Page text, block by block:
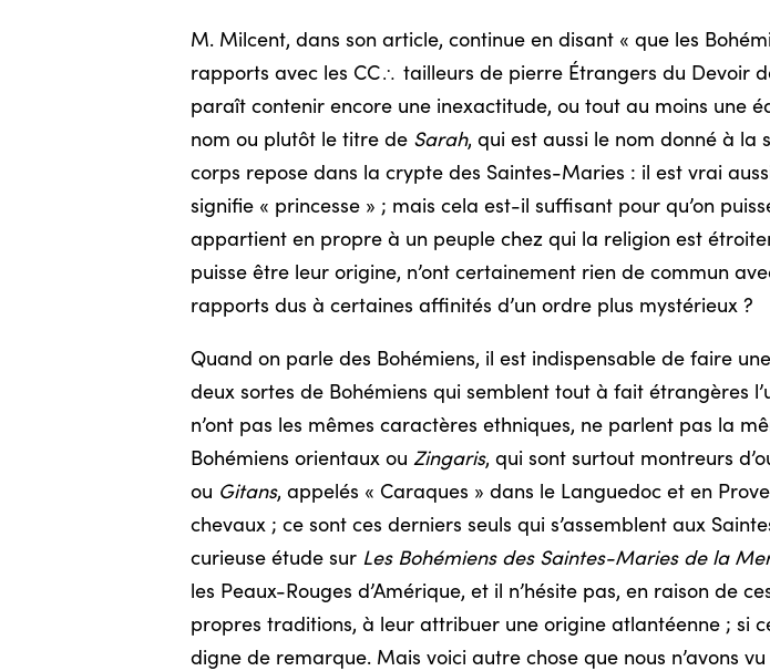
M. Milcent, dans son article, continue en disant « que les
rapports avec les CC/ tailleurs de pierre Étrangers du Devoir
paraît contenir encore une inexactitude, ou tout au moins une
nom ou plutôt le titre de Sarah, qui est aussi le nom donné à la
corps repose dans la crypte des Saintes-Maries : il est vrai
signifie « princesse » ; mais cela est-il suffisant pour qu’on
appartient en propre à un peuple chez qui la religion est
puisse être leur origine, n’ont certainement rien de commun
rapports dus à certaines affinités d’un ordre plus mystérieux ?
Quand on parle des Bohémiens, il est indispensable de faire
deux sortes de Bohémiens qui semblent tout à fait étrangères
n’ont pas les mêmes caractères ethniques, ne parlent pas la
Bohémiens orientaux ou Zingaris, qui sont surtout montreurs
ou Gitans, appelés « Caraques » dans le Languedoc et en
chevaux ; ce sont ces derniers seuls qui s’assemblent aux
curieuse étude sur Les Bohémiens des Saintes-Maries de la
les Peaux-Rouges d’Amérique, et il n’hésite pas, en raison de
propres traditions, à leur attribuer une origine atlantéenne ; si
digne de remarque. Mais voici autre chose que nous n’avons